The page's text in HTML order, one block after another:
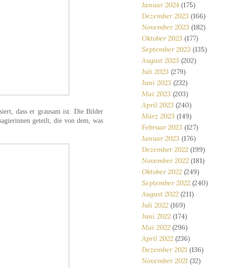
dass er grausam ist. Die Bilder
geteilt, die von dem, was
Januar 2024 (175)
Dezember 2023 (166)
November 2023 (182)
Oktober 2023 (177)
September 2023 (135)
August 2023 (202)
Juli 2023 (279)
Juni 2023 (232)
Mai 2023 (203)
April 2023 (240)
März 2023 (149)
Februar 2023 (127)
Januar 2023 (176)
Dezember 2022 (199)
November 2022 (181)
Oktober 2022 (249)
September 2022 (240)
August 2022 (211)
Juli 2022 (169)
Juni 2022 (174)
Mai 2022 (296)
April 2022 (236)
Dezember 2021 (136)
November 2021 (32)